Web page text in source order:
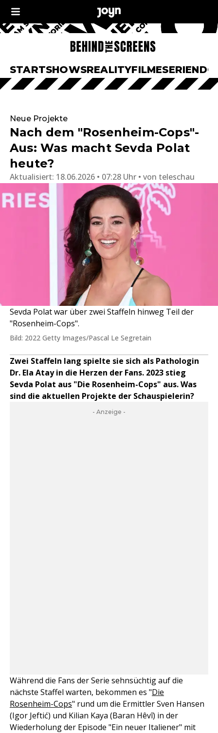
STARTSHOWSREALITYFILMESERIEN
Neue Projekte
Nach dem "Rosenheim-Cops"-
Aus: Was macht Sevda Polat
heute?
Aktualisiert: 18.06.2026 • 07:28 Uhr von teleschau
Sevda Polat war über zwei Staffeln hinweg Teil der
"Rosenheim-Cops".
Bild: 2022 Getty Images/Pascal Le Segretain
Zwei Staffeln lang spielte sie sich als Pathologin
Dr. Ela Atay in die Herzen der Fans. 2023 stieg
Sevda Polat aus "Die Rosenheim-Cops" aus. Was
sind die aktuellen Projekte der Schauspielerin?
- Anzeige -
Während die Fans der Serie sehnsüchtig auf die
nächste Staffel warten, bekommen es "Die
Rosenheim-Cops" rund um die Ermittler Sven Hansen
(Igor Jeftić) und Kilian Kaya (Baran Hêvî) in der
Wiederholung der Episode "Ein neuer Italiener" mit